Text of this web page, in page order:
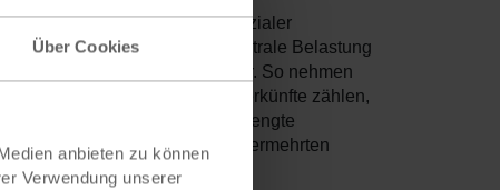
Über Cookies
anbieten zu können
Verwendung unserer
wie dem Verlust sozialer
Verwandte eine zentrale Belastung
besonders schwer. So nehmen
Erstaufnahme- und Folgeunterkünfte zählen,
Problematiken wie beengte
für Kinder werden durch den vermehrten